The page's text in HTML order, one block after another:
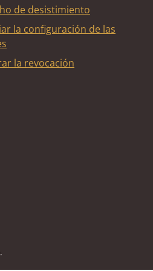
de desistimiento
la configuración de las
la revocación